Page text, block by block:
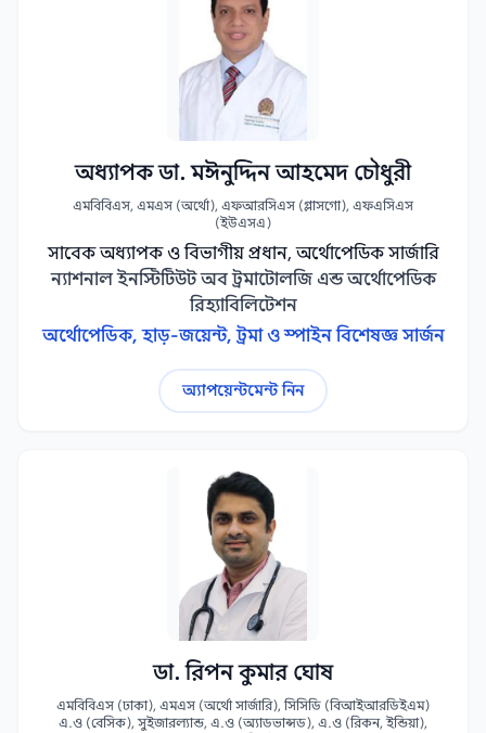
অধ্যাপক ডা. মঈনুদ্দিন আহমেদ চৌধুরী
এমবিবিএস, এমএস (অর্থো), এফআরসিএস (গ্লাসগো), এফএসিএস
(ইউএসএ)
সাবেক অধ্যাপক ও বিভাগীয় প্রধান, অর্থোপেডিক সার্জারি
ন্যাশনাল ইনস্টিটিউট অব ট্রমাটোলজি এন্ড অর্থোপেডিক
রিহ্যাবিলিটেশন
অর্থোপেডিক, হাড়-জয়েন্ট, ট্রমা ও স্পাইন বিশেষজ্ঞ সার্জন
অ্যাপয়েন্টমেন্ট নিন
ডা. রিপন কুমার ঘোষ
এমবিবিএস (ঢাকা), এমএস (অর্থো সার্জারি), সিসিডি (বিআইআরডিইএম)
এ.ও (বেসিক), সুইজারল্যান্ড, এ.ও (অ্যাডভান্সড), এ.ও (রিকন, ইন্ডিয়া),